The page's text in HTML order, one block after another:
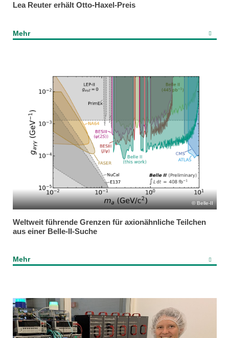
Lea Reuter erhält Otto-Haxel-Preis
Mehr
Belle-II
Weltweit führende Grenzen für axionähnliche Teilchen
aus einer Belle-II-Suche
Mehr